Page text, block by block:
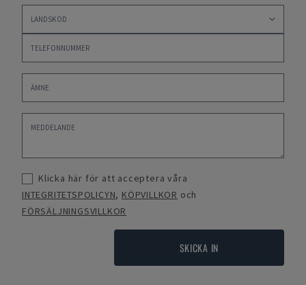
Klicka här för att acceptera våra
INTEGRITETSPOLICYN, KÖPVILLKOR och
FÖRSÄLJNINGSVILLKOR
SKICKA IN